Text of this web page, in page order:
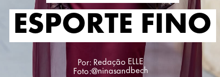
ESPORTE FINO
ESPORTE FINO
Por: Redação ELLE
Foto:@ninasandbech